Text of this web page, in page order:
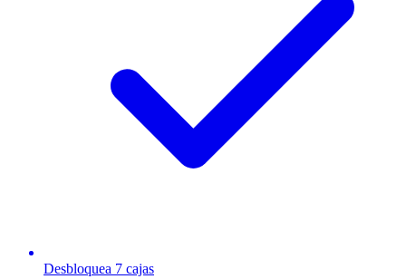
Desbloquea 7 cajas